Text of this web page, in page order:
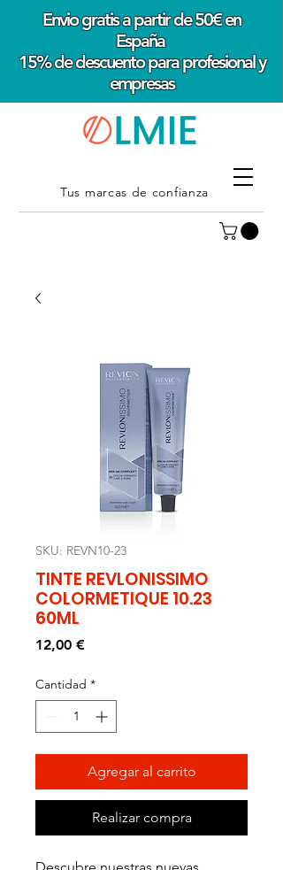
Envio gratis a partir de 50€ en
España
15% de descuento para profesional y
empresas
Tus marcas de confianza
SKU: REVN10-23
TINTE REVLONISSIMO
COLORMETIQUE 10.23
60ML
12,00 €Precio
Cantidad *
Agregar al carrito
Realizar compra